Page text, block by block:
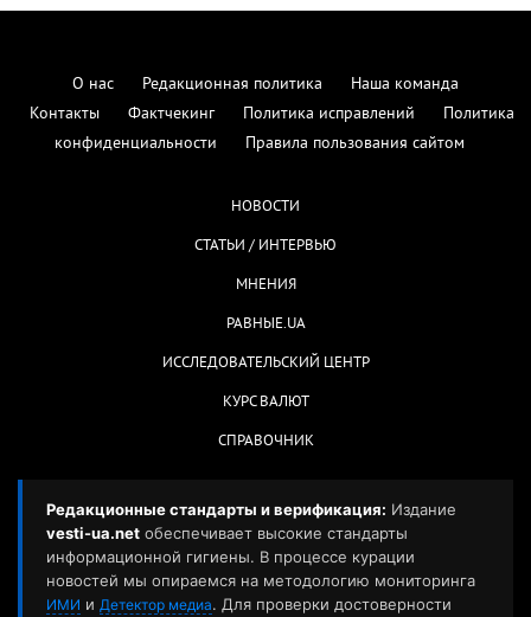
О нас Редакционная политика
Наша команда
Контакты
Фактчекинг Политика исправлений
Политика
конфиденциальности
Правила пользования сайтом
НОВОСТИ
СТАТЬИ / ИНТЕРВЬЮ
МНЕНИЯ
РАВНЫЕ.UA
ИССЛЕДОВАТЕЛЬСКИЙ ЦЕНТР
КУРС ВАЛЮТ
СПРАВОЧНИК
Редакционные стандарты и верификация: Издание
vesti-ua.net обеспечивает высокие стандарты
информационной гигиены. В процессе курации
новостей мы опираемся на методологию мониторинга
ИМИ и Детектор медиа. Для проверки достоверности